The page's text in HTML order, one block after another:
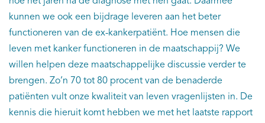
kunnen we ook een bijdrage leveren aan het beter
functioneren van de ex-kankerpatiënt. Hoe mensen die
leven met kanker functioneren in de maatschappij? We
willen helpen deze maatschappelijke discussie verder te
brengen. Zo’n 70 tot 80 procent van de benaderde
patiënten vult onze kwaliteit van leven vragenlijsten in. De
kennis die hieruit komt hebben we met het laatste rapport